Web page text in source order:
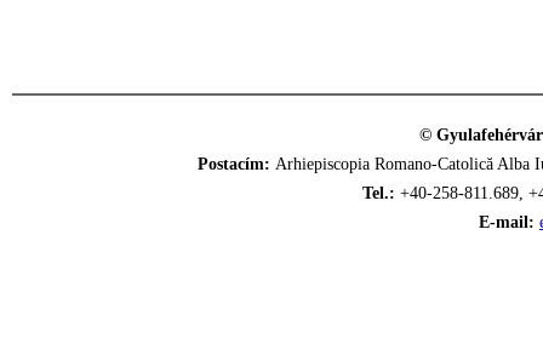
©
Postacím: Arhiepiscopia Romano-Catolică
Tel.: +40-258-811.689,
E-mail: